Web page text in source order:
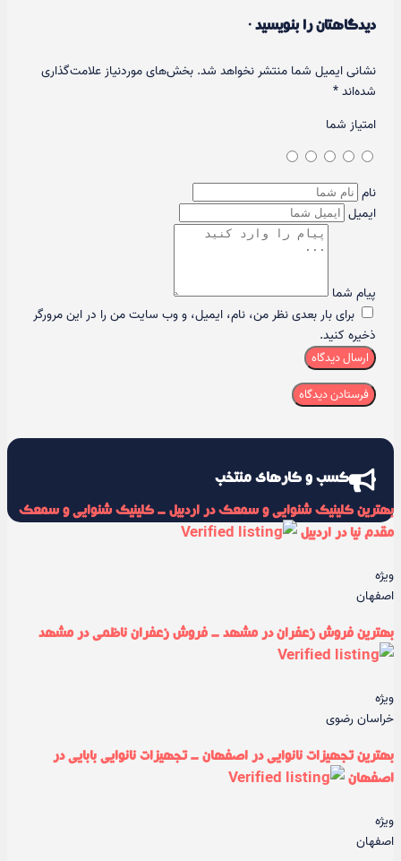
دیدگاهتان را بنویسید ·
نشانی ایمیل شما منتشر نخواهد شد. بخش‌های موردنیاز علامت‌گذاری
شده‌اند*
امتیاز شما
نام
ایمیل
پیام شما
برای بار بعدی نظر من، نام، ایمیل، و وب سایت من را در این مرورگر
ذخیره کنید.
ارسال دیدگاه
کسب و کارهای منتخب
بهترین کلینیک شنوایی و سمعک در اردبیل - کلینیک شنوایی و سمعک
مقدم نیا در اردبیل
ویژه
اصفهان
بهترین فروش زعفران در مشهد - فروش زعفران ناظمی در مشهد
ویژه
خراسان رضوی
بهترین تجهیزات نانوایی در اصفهان - تجهیزات نانوایی بابایی در
اصفهان
ویژه
اصفهان